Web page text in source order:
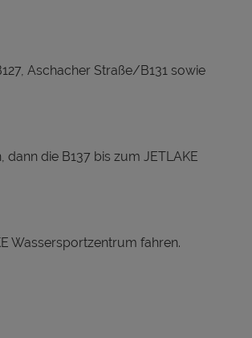
Aschacher Straße/B131 sowie
die B137 bis zum JETLAKE
Wassersportzentrum fahren.